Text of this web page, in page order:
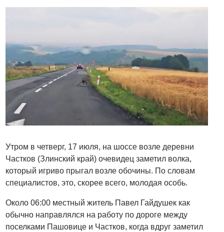
Утром в четверг, 17 июля, на шоссе возле деревни
Частков (Злинский край) очевидец заметил волка,
который игриво прыгал возле обочины. По словам
специалистов, это, скорее всего, молодая особь.
Около 06:00 местный житель Павел Гайдушек как
обычно направлялся на работу по дороге между
поселками Пашовице и Частков, когда вдруг заметил